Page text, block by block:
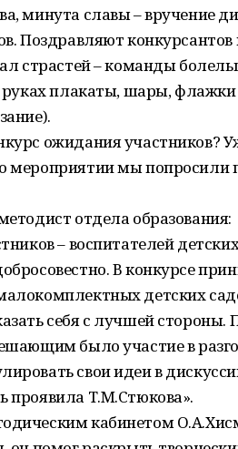
минута славы – вручение
Поздравляют
страстей – команды
руках плакаты, шары,
ожидания участников?
мероприятии мы попросили
отдела образования:
– воспитателей
В конкурсе
детских
себя с лучшей стороны.
было участие в
свои идеи в
проявила Т.М.Стюкова».
кабинетом